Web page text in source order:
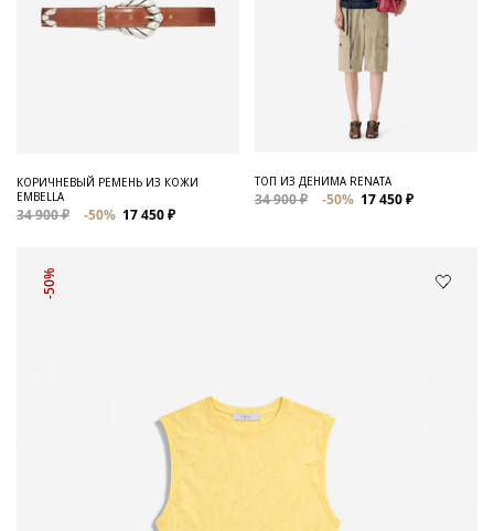
КОРИЧНЕВЫЙ РЕМЕНЬ ИЗ КОЖИ
EMBELLA
34 900 ₽ -50% 17 450 ₽
ТОП ИЗ ДЕНИМА RENATA
34 900 ₽ -50% 17 450 ₽
-50%